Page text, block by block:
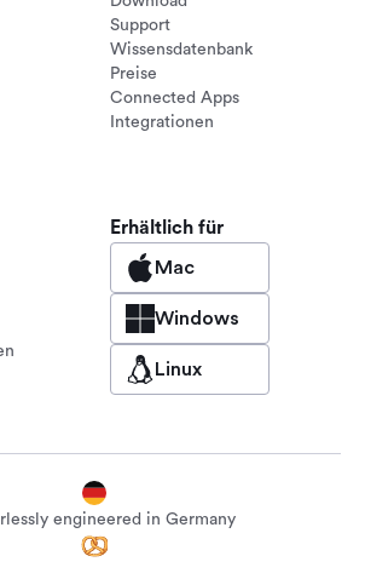
Support
Wissensdatenbank
Preise
Connected Apps
Integrationen
Erhältlich für
Mac
Windows
Linux
engineered in Germany